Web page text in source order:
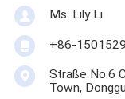
Ms. Lily Li
+86-
Straße No.6
Town,